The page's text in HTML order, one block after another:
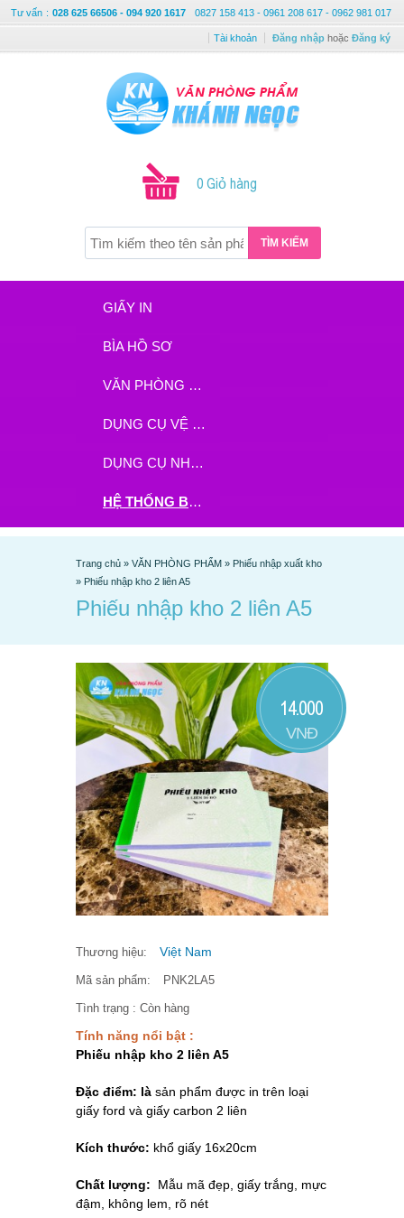
Tư vấn : 028 625 66506 - 094 920 1617 0827 158 413 - 0961 208 617 - 0962 981 017
Tài khoản Đăng nhập hoặc Đăng ký
0 Giỏ hàng
TÌM KIẾM
GIẤY IN
BÌA HỒ SƠ
VĂN PHÒNG PHẨM
DỤNG CỤ VỆ SINH
DỤNG CỤ NHÀ BẾP
HỆ THỐNG BHX - TGDĐ ĐẶT HÀNG TẠI ĐÂY
Trang chủ » VĂN PHÒNG PHẨM » Phiếu nhập xuất kho
» Phiếu nhập kho 2 liên A5
Phiếu nhập kho 2 liên A5
14.000
VNĐ
Thương hiệu: Việt Nam
Mã sản phẩm: PNK2LA5
Tình trạng : Còn hàng
Tính năng nổi bật :
Phiếu nhập kho 2 liên A5
Đặc điểm: là sản phẩm được in trên loại
giấy ford và giấy carbon 2 liên
Kích thước: khổ giấy 16x20cm
Chất lượng:
Mẫu mã đẹp, giấy trắng, mực
đậm, không lem, rõ nét